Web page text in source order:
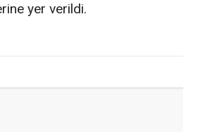
yer verildi.